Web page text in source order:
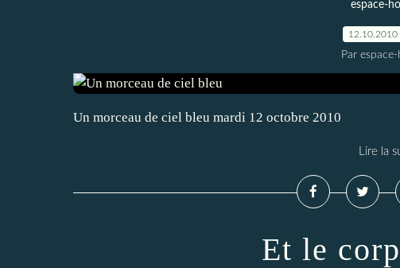
espace-
12.10.2010
Par
Un morceau de ciel bleu mardi 12 octobre 2010
Lire la
Et le